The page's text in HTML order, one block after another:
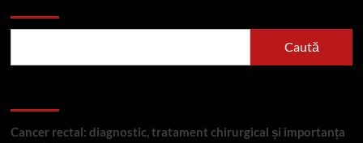
Caută
Cancer rectal: diagnostic, tratament chirurgical și importanța